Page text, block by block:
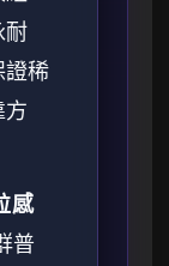
耐
證稀
感
普